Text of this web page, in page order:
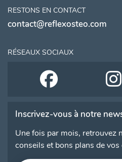
RESTONS EN CONTACT
contact@reflexosteo.com
RÉSEAUX SOCIAUX
Inscrivez-vous à notre
Une fois par mois, retrouvez
conseils et bons plans de vos